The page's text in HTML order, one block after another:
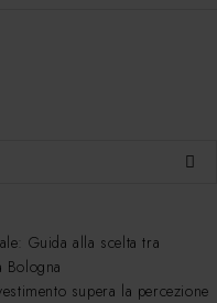
Guida alla scelta tra
supera la percezione